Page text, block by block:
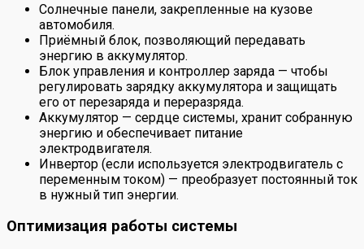
Солнечные панели, закрепленные на кузове
автомобиля.
Приёмный блок, позволяющий передавать
энергию в аккумулятор.
Блок управления и контроллер заряда — чтобы
регулировать зарядку аккумулятора и защищать
его от перезаряда и переразряда.
Аккумулятор — сердце системы, хранит собранную
энергию и обеспечивает питание
электродвигателя.
Инвертор (если используется электродвигатель с
переменным током) — преобразует постоянный ток
в нужный тип энергии.
Оптимизация работы системы